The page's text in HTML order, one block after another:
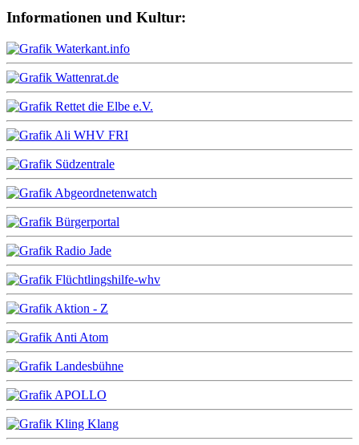
Informationen und Kultur: